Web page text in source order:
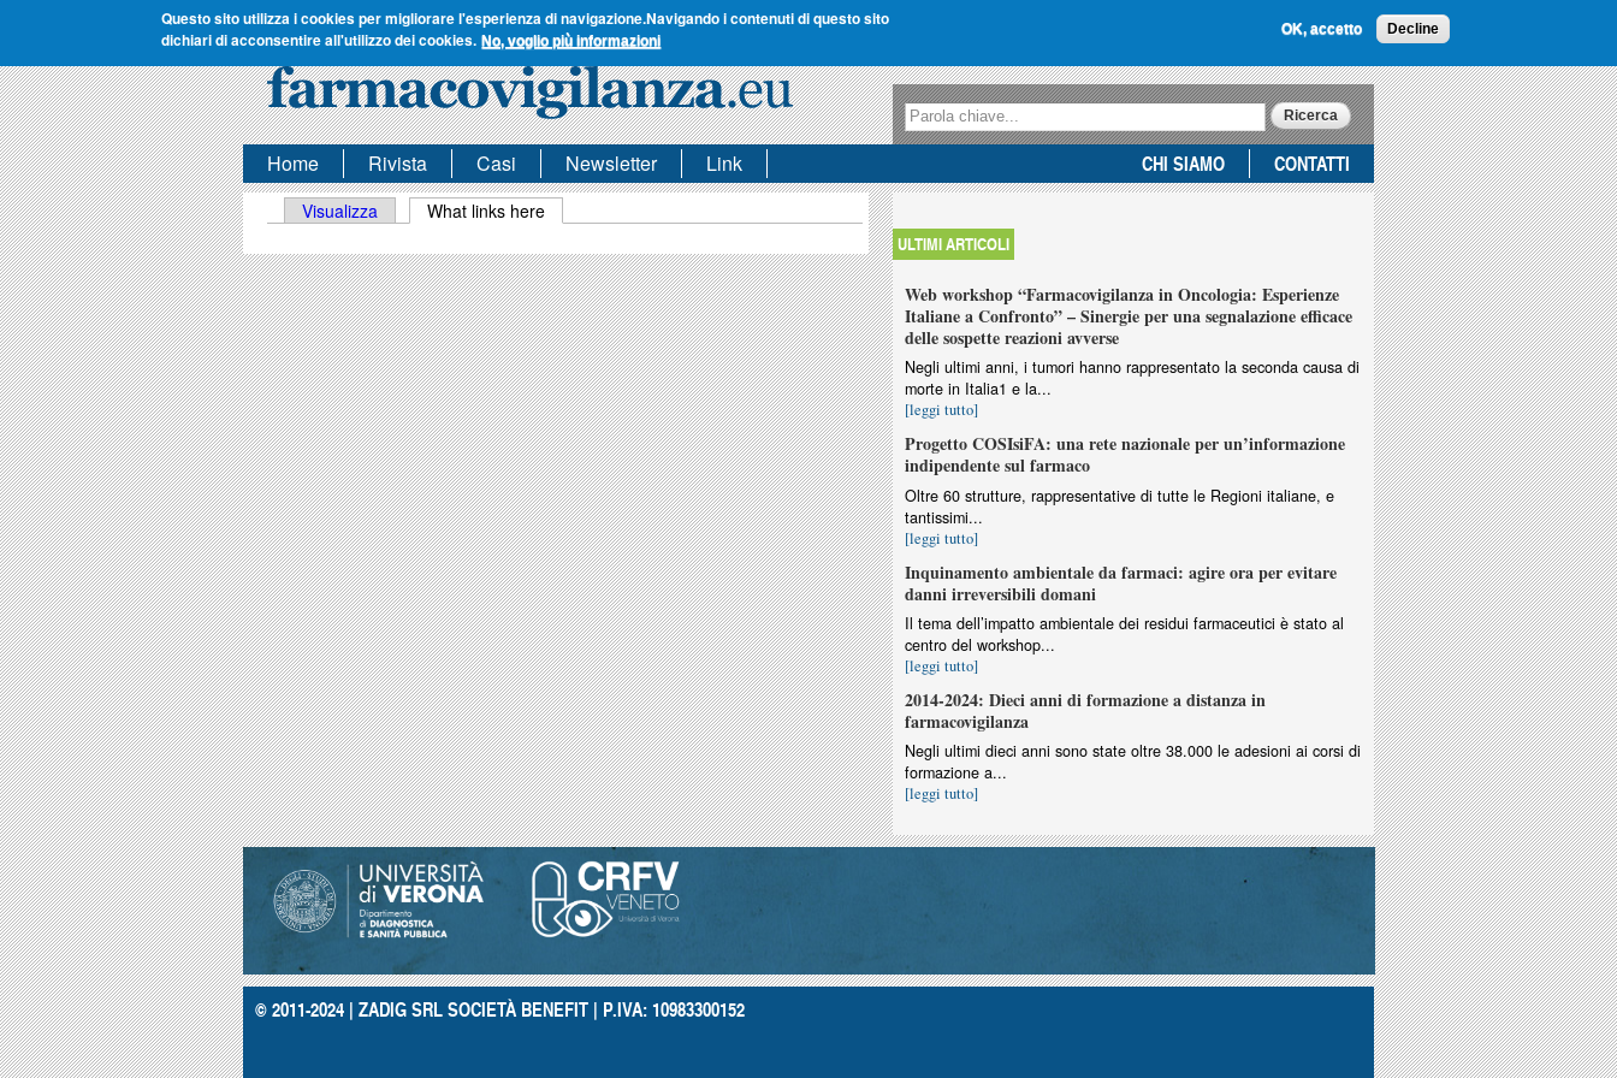
Questo sito utilizza i cookies per migliorare l'esperienza di navigazione.Navigando i contenuti di questo sito
dichiari di acconsentire all'utilizzo dei cookies. No, voglio più informazioni
OK, accetto Decline
Form di ricerca
Ricerca
Home
Rivista Casi Newsletter Link CHI SIAMO CONTATTI
Schede primarie
Visualizza What links here
ULTIMI ARTICOLI
Web workshop “Farmacovigilanza in Oncologia: Esperienze
Italiane a Confronto” – Sinergie per una segnalazione efficace
delle sospette reazioni avverse
Negli ultimi anni, i tumori hanno rappresentato la seconda causa di
morte in Italia1 e la...
[leggi tutto]
Progetto COSIsiFA: una rete nazionale per un’informazione
indipendente sul farmaco
Oltre 60 strutture, rappresentative di tutte le Regioni italiane, e
tantissimi...
[leggi tutto]
Inquinamento ambientale da farmaci: agire ora per evitare
danni irreversibili domani
Il tema dell’impatto ambientale dei residui farmaceutici è stato al
centro del workshop...
[leggi tutto]
2014-2024: Dieci anni di formazione a distanza in
farmacovigilanza
Negli ultimi dieci anni sono state oltre 38.000 le adesioni ai corsi di
formazione a...
[leggi tutto]
© 2011-2024 | ZADIG SRL SOCIETÀ BENEFIT | P.IVA: 10983300152